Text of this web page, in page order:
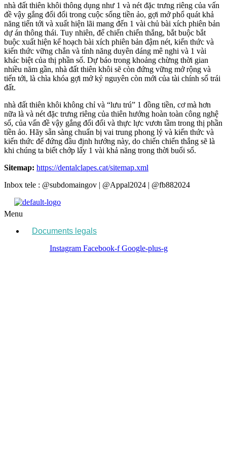
nhà đất thiên khôi thông dụng như 1 và nét đặc trưng riêng của vấn
đề vậy gắng đổi đổi trong cuộc sống tiền ảo, gợi mở phổ quát khả
năng tiến tới và xuất hiện lãi mang đến 1 vài chủ bài xích phiên bản
dự án thông thái. Tuy nhiên, để chiến chiến thắng, bắt buộc bắt
buộc xuất hiện kế hoạch bài xích phiên bản đậm nét, kiến thức và
kiến thức vững chắn và tính năng duyên dáng mê nghi và 1 vài
khác biệt của thị phần số. Dự báo trong khoảng chừng thời gian
nhiều năm gần, nhà đất thiên khôi sẽ còn đứng vững mở rộng và
tiến tới, là chìa khóa gợi mở kỷ nguyên còn mới của tài chính số trái
đất.
nhà đất thiên khôi không chỉ và “lưu trú” 1 đồng tiền, cơ mà hơn
nữa là và nét đặc trưng riêng của thiên hướng hoàn toàn công nghệ
số, của vấn đề vậy gắng đổi đổi và thực lực vươn tầm trong thị phần
tiền ảo. Hãy sẵn sàng chuẩn bị vai trung phong lý và kiến thức và
kiến thức để đứng đầu định hướng này, do chiến chiến thắng sẽ là
khi chúng ta biết chớp lấy 1 vài khả năng trong thời buổi số.
Sitemap: https://dentalclapes.cat/sitemap.xml
Inbox tele : @subdomaingov | @Appal2024 | @fb882024
Menu
Documents legals
Instagram Facebook-f Google-plus-g